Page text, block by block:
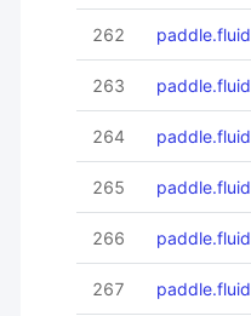
262
263
264
265
266
267